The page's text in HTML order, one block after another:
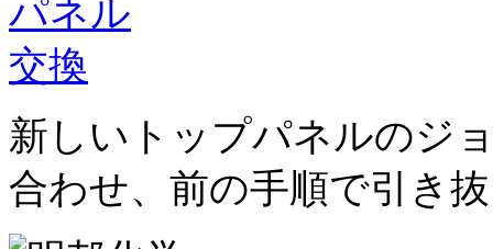
新しいトップパネルのジ
合わせ、前の手順で引き